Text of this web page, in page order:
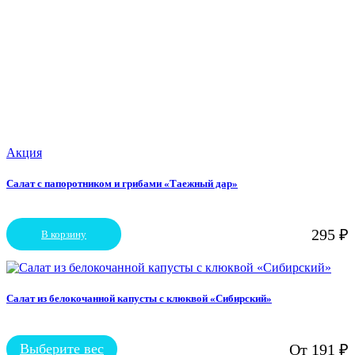
Акция
Салат с папоротником и грибами «Таежный дар»
295 ₽
В корзину
Салат из белокочанной капусты с клюквой «Сибирский»
От 191 ₽
Выберите вес